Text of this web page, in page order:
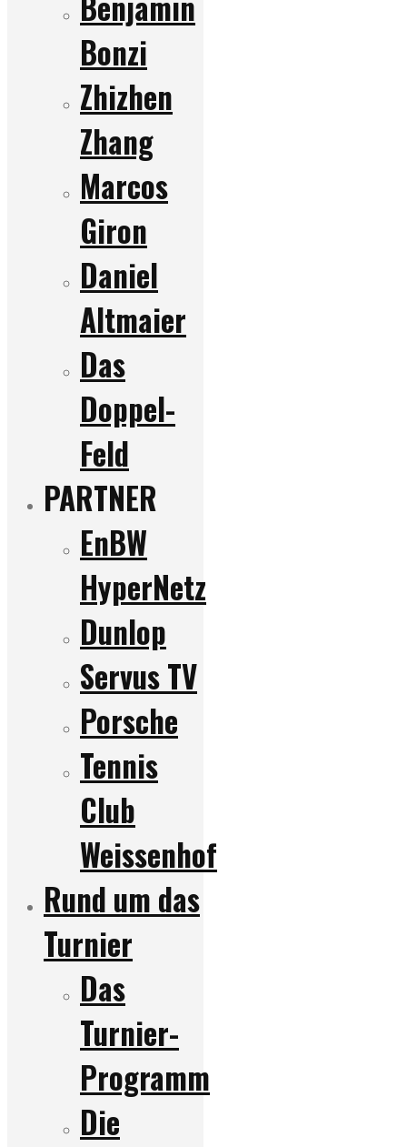
Bonzi
Zhizhen
Zhang
Marcos
Giron
Daniel
Altmaier
Das
Doppel-
Feld
PARTNER
EnBW
HyperNetz
Dunlop
Servus TV
Porsche
Tennis
Club
Weissenhof
Rund um das
Turnier
Das
Turnier-
Programm
Die